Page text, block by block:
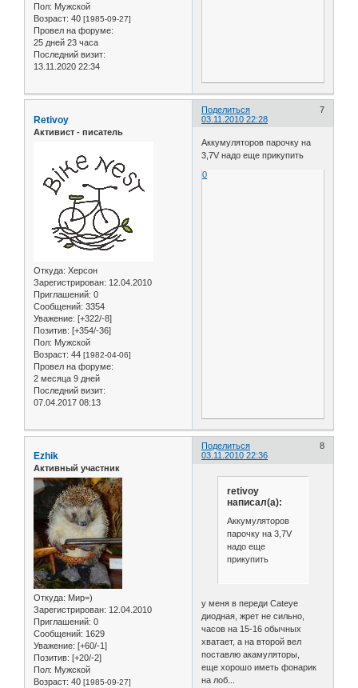
Пол: Мужской
Возраст: 40 [1985-09-27]
Провел на форуме:
25 дней 23 часа
Последний визит:
13.11.2020 22:34
Поделиться
7
03.11.2010 22:28
Retivoy
Активист - писатель
Откуда: Херсон
Зарегистрирован: 12.04.2010
Приглашений: 0
Сообщений: 3354
Уважение: [+322/-8]
Позитив: [+354/-36]
Пол: Мужской
Возраст: 44 [1982-04-06]
Провел на форуме:
2 месяца 9 дней
Последний визит:
07.04.2017 08:13
Аккумуляторов парочку на
3,7V надо еще прикупить
0
Поделиться
8
03.11.2010 22:36
Ezhik
Активный участник
Откуда: Мир=)
Зарегистрирован: 12.04.2010
Приглашений: 0
Сообщений: 1629
Уважение: [+60/-1]
Позитив: [+20/-2]
Пол: Мужской
Возраст: 40 [1985-09-27]
retivoy
написал(а):
Аккумуляторов
парочку на 3,7V
надо еще
прикупить
у меня в переди Cateye
диодная, жрет не сильно,
часов на 15-16 обычных
хватает, а на второй вел
поставлю акамуляторы,
еще хорошо иметь фонарик
на лоб...